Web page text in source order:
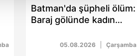
ve sizlere yönelik
detaylı bilgi için Ayarlar
Batman'da şüpheli ölüm:
Baraj gölünde kadın
05.08.2026 Çarşamba